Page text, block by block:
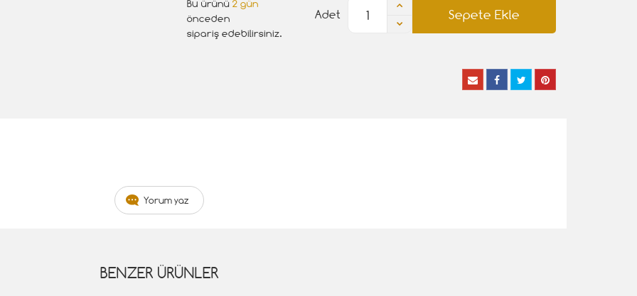
Bu ürünü 2 gün
önceden
sipariş edebilirsiniz.
Sepete Ekle
Adet
Yorum yaz
BENZER ÜRÜNLER